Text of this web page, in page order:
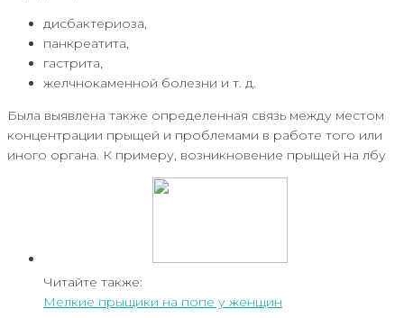
дисбактериоза,
панкреатита,
гастрита,
желчнокаменной болезни и т. д.
Была выявлена также определенная связь между местом
концентрации прыщей и проблемами в работе того или
иного органа. К примеру, возникновение прыщей на лбу
Читайте также:
Мелкие прыщики на попе у женщин